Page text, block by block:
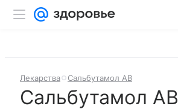
Лекарства Сальбутамол АВ
Сальбутамол АВ